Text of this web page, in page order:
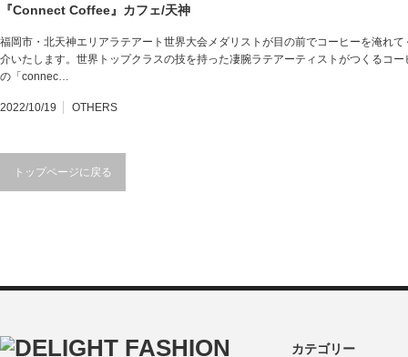
『Connect Coffee』カフェ/天神
福岡市・北天神エリアラテアート世界大会メダリストが目の前でコーヒーを淹れ
介いたします。世界トップクラスの技を持った凄腕ラテアーティストがつくるコ
の「connec…
2022/10/19 OTHERS
トップページに戻る
カテゴリー